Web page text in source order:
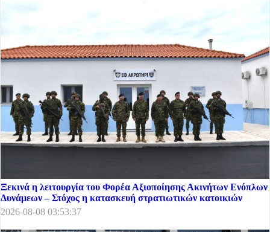
Ξεκινά η λειτουργία του Φορέα Αξιοποίησης Ακινήτων Ενόπλων
Δυνάμεων – Στόχος η κατασκευή στρατιωτικών κατοικιών
2026-08-08 03:53:37